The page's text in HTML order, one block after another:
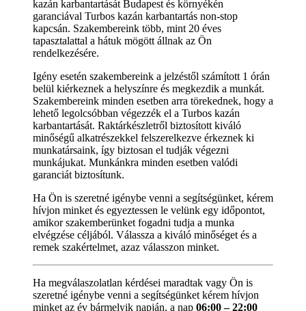
kazán karbantartását Budapest és környékén
garanciával Turbos kazán karbantartás non-stop
kapcsán. Szakembereink több, mint 20 éves
tapasztalattal a hátuk mögött állnak az Ön
rendelkezésére.
Igény esetén szakembereink a jelzéstől számított 1 órán
belül kiérkeznek a helyszínre és megkezdik a munkát.
Szakembereink minden esetben arra törekednek, hogy a
lehető legolcsóbban végezzék el a Turbos kazán
karbantartását. Raktárkészletről biztosított kiváló
minőségű alkatrészekkel felszerelkezve érkeznek ki
munkatársaink, így biztosan el tudják végezni
munkájukat. Munkánkra minden esetben valódi
garanciát biztosítunk.
Ha Ön is szeretné igénybe venni a segítségünket, kérem
hívjon minket és egyeztessen le velünk egy időpontot,
amikor szakemberünket fogadni tudja a munka
elvégzése céljából. Válassza a kiváló minőséget és a
remek szakértelmet, azaz válasszon minket.
Ha megválaszolatlan kérdései maradtak vagy Ön is
szeretné igénybe venni a segítségünket kérem hívjon
minket az év bármelyik napján, a nap 06:00 – 22:00